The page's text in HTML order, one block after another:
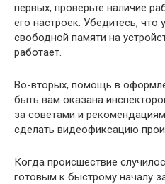
первых, проверьте наличие
его настроек. Убедитесь, что
свободной памяти на
работает.
Во-вторых, помощь в
быть вам оказана
за советами и
сделать видеофиксацию
Когда происшествие
готовым к быстрому началу